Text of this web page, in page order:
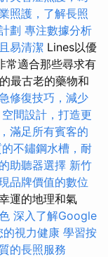
照護，了解長照
劃 專注數據分析
易清潔 Lines以優
常適合那些尋求有
最古老的藥物和
修復技巧，減少
空間設計，打造更
滿足所有賓客的
不鏽鋼水槽，耐
助聽器選擇 新竹
品牌價值的數位
運的地理和氣
深入了解Google
的視力健康 學習按
的長照服務